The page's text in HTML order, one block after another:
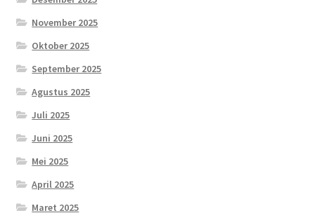
November 2025
Oktober 2025
September 2025
Agustus 2025
Juli 2025
Juni 2025
Mei 2025
April 2025
Maret 2025